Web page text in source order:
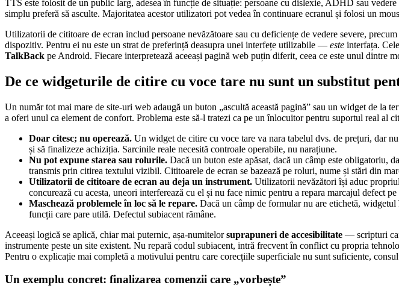
TTS este folosit de un public larg, adesea în funcție de situație: persoane cu dislexie, ADHD sau
simplu preferă să asculte. Majoritatea acestor utilizatori pot vedea în continuare ecranul și folosi un
Utilizatorii de cititoare de ecran includ persoane nevăzătoare sau cu deficiențe de vedere severe,
dispozitiv. Pentru ei nu este un strat de preferință deasupra unei interfețe utilizabile — este interfața.
TalkBack pe Android. Fiecare interpretează aceeași pagină web puțin diferit, ceea ce este unul dintre
De ce widgeturile de citire cu voce tare nu sunt un substitut
Un număr tot mai mare de site-uri web adaugă un buton „ascultă această pagină” sau un widget de
a oferi unul ca element de confort. Problema este să-l tratezi ca pe un înlocuitor pentru suportul real al
Doar citesc; nu operează. Un widget de citire cu voce tare va nara tabelul dvs. de prețuri, dar
și să finalizeze achiziția. Sarcinile reale necesită controale operabile, nu narațiune.
Nu pot expune starea sau rolurile. Dacă un buton este apăsat, dacă un câmp este obligatoriu,
transmis prin citirea textului vizibil. Cititoarele de ecran se bazează pe roluri, nume și stări din
Utilizatorii de cititoare de ecran au deja un instrument. Utilizatorii nevăzători își aduc
concurează cu acesta, uneori interferează cu el și nu face nimic pentru a repara marcajul defect
Maschează problemele în loc să le repare. Dacă un câmp de formular nu are etichetă,
funcții care pare utilă. Defectul subiacent rămâne.
Aceeași logică se aplică, chiar mai puternic, așa-numitelorsuprapuneri de accesibilitate — scripturi
instrumente peste un site existent. Nu repară codul subiacent, intră frecvent în conflict cu propria
Pentru o explicație mai completă a motivului pentru care corecțiile superficiale nu sunt suficiente,
Un exemplu concret: finalizarea comenzii care „vorbește”